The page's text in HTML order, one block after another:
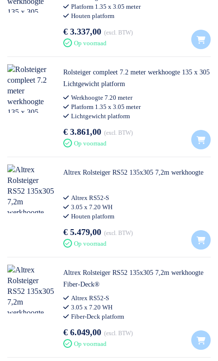
Platform 1.35 x 3.05 meter
Houten platform
€ 3.337,00 excl. BTW
Op voorraad
Rolsteiger compleet 7.2 meter werkhoogte 135 x 305
Lichtgewicht platform
Werkhoogte 7.20 meter
Platform 1.35 x 3.05 meter
Lichtgewicht platform
€ 3.861,00 excl. BTW
Op voorraad
Altrex Rolsteiger RS52 135x305 7,2m werkhoogte
Altrex RS52-S
3.05 x 7.20 WH
Houten platform
€ 5.479,00 excl. BTW
Op voorraad
Altrex Rolsteiger RS52 135x305 7,2m werkhoogte
Fiber-Deck®
Altrex RS52-S
3.05 x 7.20 WH
Fiber-Deck platform
€ 6.049,00 excl. BTW
Op voorraad